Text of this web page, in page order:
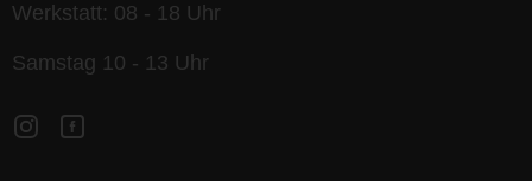
Werkstatt: 08 - 18 Uhr
Samstag 10 - 13 Uhr